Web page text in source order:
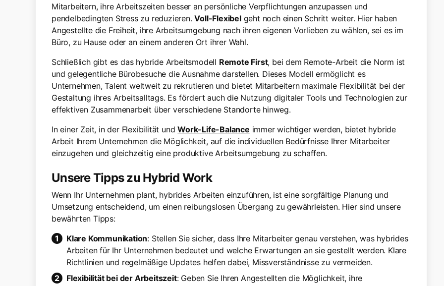
Mitarbeitern, ihre Arbeitszeiten besser an persönliche Verpflichtungen anzupassen und
pendelbedingten Stress zu reduzieren.Voll-Flexibelgeht noch einen Schritt weiter. Hier haben
Angestellte die Freiheit, ihre Arbeitsumgebung nach ihren eigenen Vorlieben zu wählen, sei es im
Büro, zu Hause oder an einem anderen Ort ihrer Wahl.
Schließlich gibt es das hybride Arbeitsmodell Remote First, bei dem Remote-Arbeit die Norm ist
und gelegentliche Bürobesuche die Ausnahme darstellen. Dieses Modell ermöglicht es
Unternehmen, Talent weltweit zu rekrutieren und bietet Mitarbeitern maximale Flexibilität bei der
Gestaltung ihres Arbeitsalltags. Es fördert auch die Nutzung digitaler Tools und Technologien zur
effektiven Zusammenarbeit über verschiedene Standorte hinweg.
In einer Zeit, in der Flexibilität undWork-Life-Balance immer wichtiger werden, bietet hybride
Arbeit Ihrem Unternehmen die Möglichkeit, auf die individuellen Bedürfnisse Ihrer Mitarbeiter
einzugehen und gleichzeitig eine produktive Arbeitsumgebung zu schaffen.
Unsere Tipps zu Hybrid Work
Wenn Ihr Unternehmen plant, hybrides Arbeiten einzuführen, ist eine sorgfältige Planung und
Umsetzung entscheidend, um einen reibungslosen Übergang zu gewährleisten. Hier sind unsere
bewährten Tipps:
Klare Kommunikation: Stellen Sie sicher, dass Ihre Mitarbeiter genau verstehen, was hybrides
Arbeiten für Ihr Unternehmen bedeutet und welche Erwartungen an sie gestellt werden. Klare
Richtlinien und regelmäßige Updates helfen dabei, Missverständnisse zu vermeiden.
Flexibilität bei der Arbeitszeit: Geben Sie Ihren Angestellten die Möglichkeit, ihre